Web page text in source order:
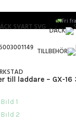
🚛Fri
DÄCK
TILLBEHÖR
till laddare – GX-16